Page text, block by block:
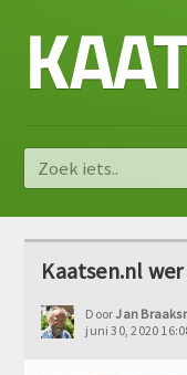
Kaatsen.nl
DoorJan
juni 30, 2020